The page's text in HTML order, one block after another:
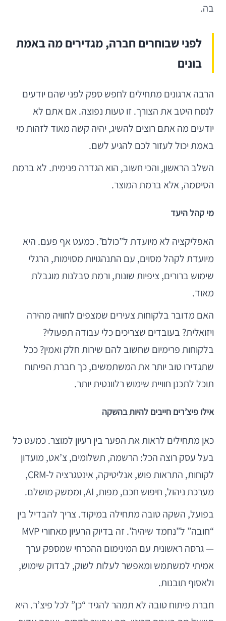
בה.
לפני שבוחרים חברה, מגדירים מה באמת
בונים
הרבה ארגונים מתחילים לחפש ספק לפני שהם יודעים
לנסח היטב את הצורך. זו טעות נפוצה. אם אתם לא
יודעים מה אתם רוצים להשיג, יהיה קשה מאוד לזהות מי
באמת יכול לעזור לכם להגיע לשם.
השלב הראשון, והכי חשוב, הוא הגדרה פנימית. לא ברמת
הסיסמה, אלא ברמת המוצר.
מי קהל היעד
האפליקציה לא מיועדת ל”כולם”. כמעט אף פעם. היא
מיועדת לקהל מסוים, עם התנהגויות מסוימות, הרגלי
שימוש ברורים, ציפיות שונות, ורמת סבלנות מוגבלת
מאוד.
האם מדובר בלקוחות צעירים שמצפים לחוויה מהירה
ויזואלית? בעובדים שצריכים כלי עבודה תפעולי?
בלקוחות פרימיום שחשוב להם שירות חלק ואמין? ככל
שתגדירו טוב יותר את המשתמשים, כך חברת הפיתוח
תוכל לתכנן חוויית שימוש רלוונטית יותר.
אילו פיצ’רים חייבים להיות בהשקה
כאן מתחילים לראות את הפער בין רעיון למוצר. כמעט כל
בעל עסק רוצה הכל: הרשמה, תשלומים, צ’אט, מועדון
לקוחות, התראות פוש, אנליטיקה, אינטגרציה ל-CRM,
מערכת ניהול, חיפוש חכם, מפות, AI, וממשק מושלם.
בפועל, השקה טובה מתחילה במיקוד. צריך להבדיל בין
“חובה” ל”נחמד שיהיה”. זה בדיוק הרעיון מאחורי MVP
— גרסה ראשונית עם המינימום ההכרחי שמספק ערך
אמיתי למשתמש ומאפשר לעלות לשוק, לבדוק שימוש,
ולאסוף תובנות.
חברת פיתוח טובה לא תמהר להגיד “כן” לכל פיצ’ר. היא